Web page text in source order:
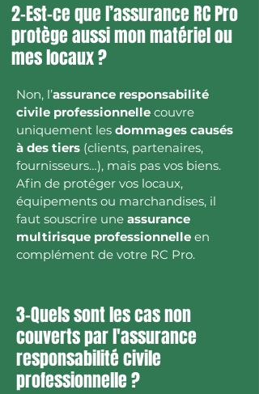
2-Est-ce que l’assurance RC Pro
protège aussi mon matériel ou
mes locaux ?
Non, l’assurance responsabilité
civile professionnelle couvre
uniquement les dommages causés
à des tiers (clients, partenaires,
fournisseurs…), mais pas vos biens.
Afin de protéger vos locaux,
équipements ou marchandises, il
faut souscrire une assurance
multirisque professionnelle en
complément de votre RC Pro.
3-Quels sont les cas non
couverts par l'assurance
responsabilité civile
professionnelle ?